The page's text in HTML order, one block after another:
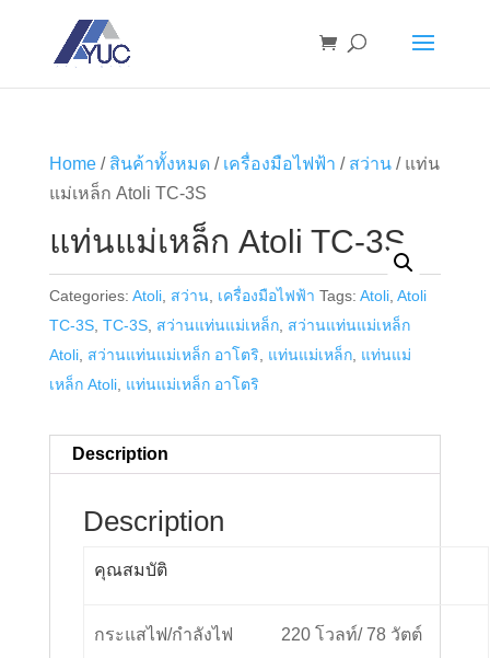
Home/ สินค้าทั้งหมด/ เครื่องมือไฟฟ้า / สว่าน/ แท่น
แม่เหล็ก Atoli TC-3S
แท่นแม่เหล็ก Atoli TC-3S
Categories: Atoli, สว่าน, เครื่องมือไฟฟ้า Tags: Atoli, Atoli
TC-3S, TC-3S, สว่านแท่นแม่เหล็ก, สว่านแท่นแม่เหล็ก
Atoli, สว่านแท่นแม่เหล็ก อาโตริ แท่นแม่เหล็ก, แท่นแม่
เหล็ก Atoli, แท่นแม่เหล็ก อาโตริ
Description
Description
คุณสมบัติ
กระแสไฟ/กำลังไฟ 220 โวลท์/ 78 วัตต์